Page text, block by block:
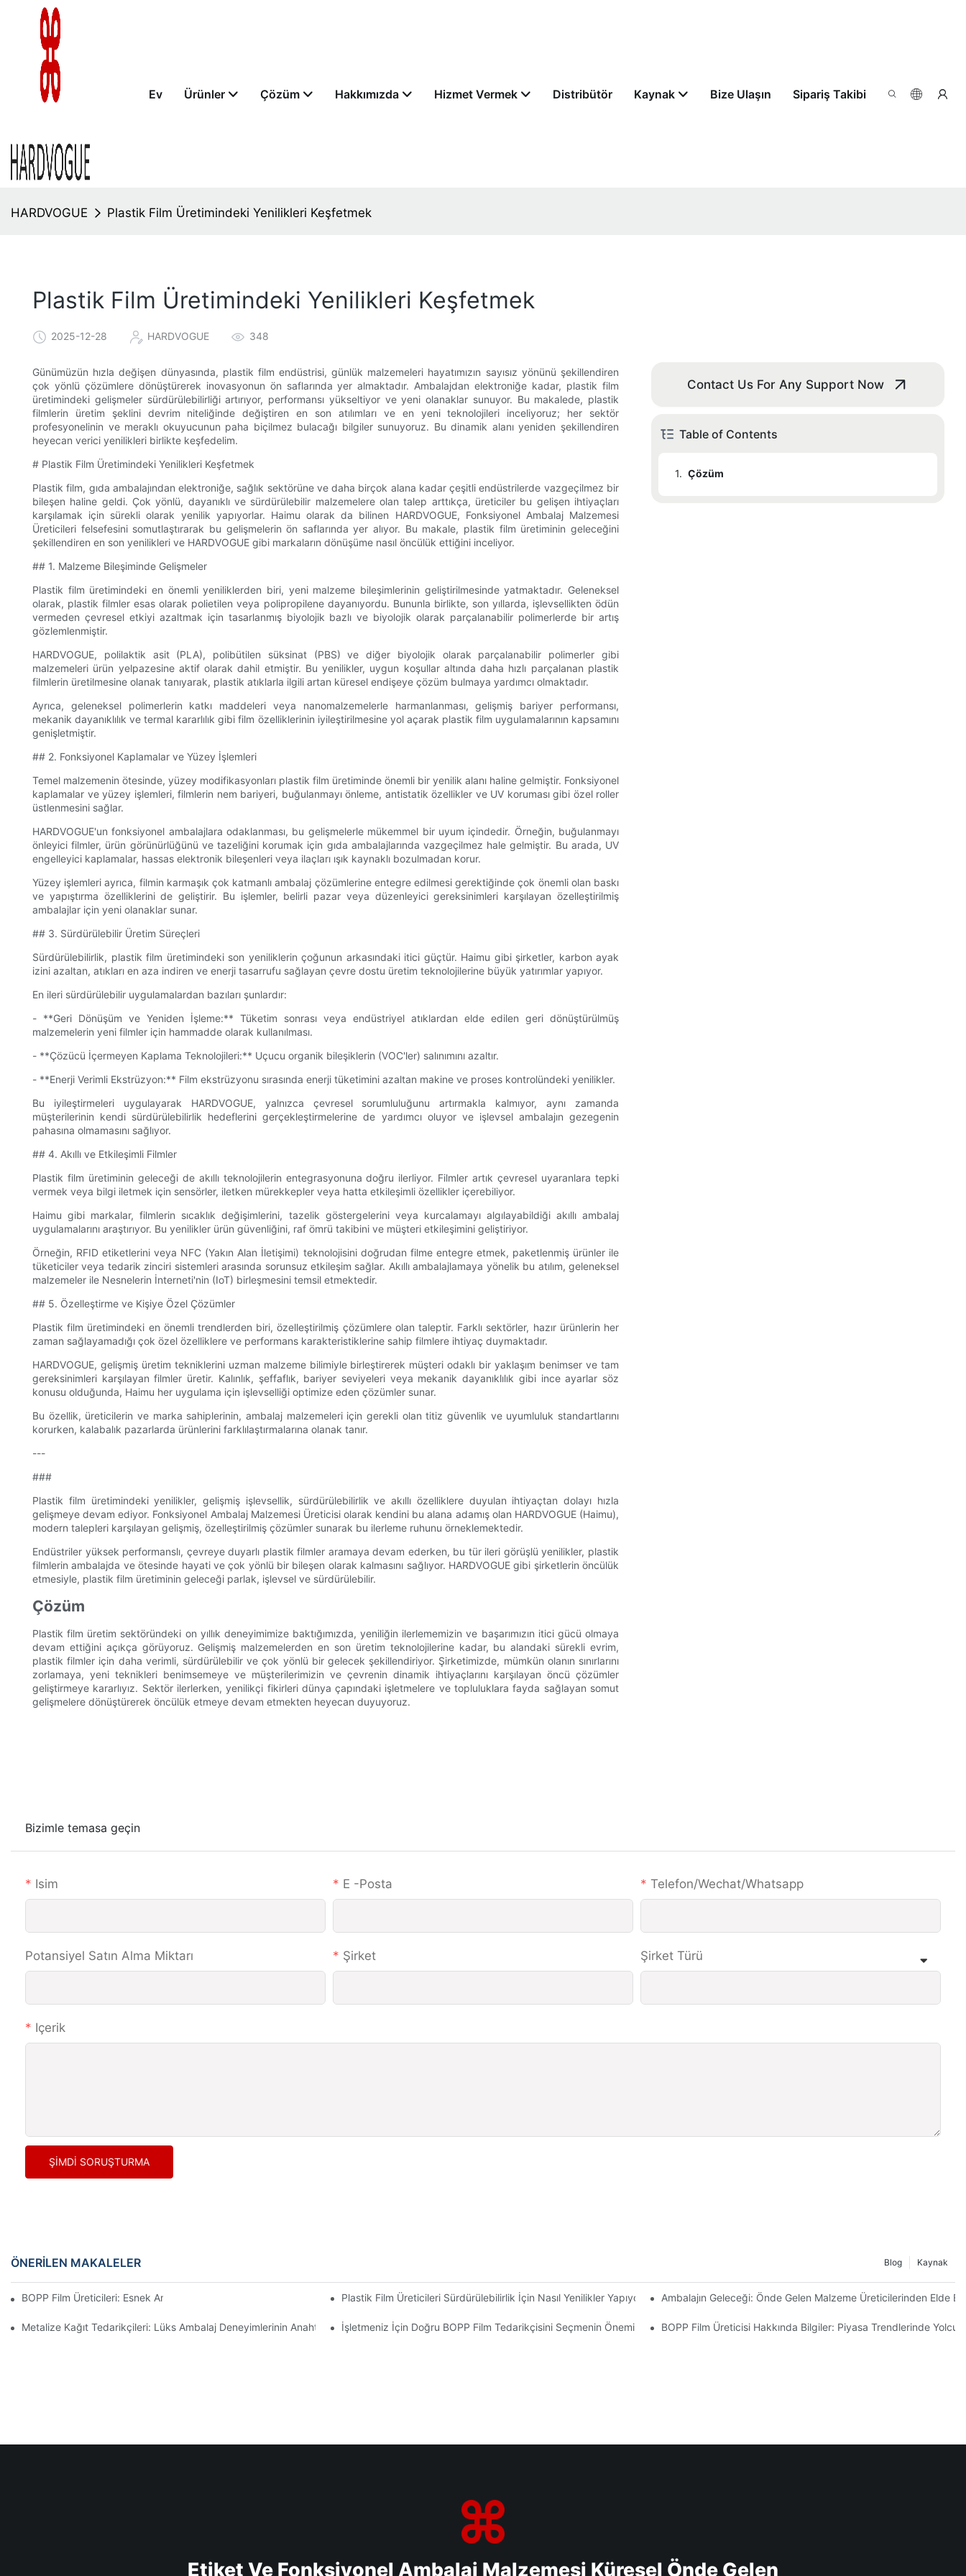
Ev Ürünler Çözüm Hakkımızda Hizmet Vermek Distribütör Kaynak Bize Ulaşın Sipariş Takibi
HARDVOGUE Plastik Film Üretimindeki Yenilikleri Keşfetmek
Plastik Film Üretimindeki Yenilikleri Keşfetmek
2025-12-28 HARDVOGUE 348
Günümüzün hızla değişen dünyasında, plastik film endüstrisi, günlük malzemeleri hayatımızın sayısız yönünü şekillendiren
çok yönlü çözümlere dönüştürerek inovasyonun ön saflarında yer almaktadır. Ambalajdan elektroniğe kadar, plastik film
üretimindeki gelişmeler sürdürülebilirliği artırıyor, performansı yükseltiyor ve yeni olanaklar sunuyor. Bu makalede, plastik
filmlerin üretim şeklini devrim niteliğinde değiştiren en son atılımları ve en yeni teknolojileri inceliyoruz; her sektör
profesyonelinin ve meraklı okuyucunun paha biçilmez bulacağı bilgiler sunuyoruz. Bu dinamik alanı yeniden şekillendiren
heyecan verici yenilikleri birlikte keşfedelim.
# Plastik Film Üretimindeki Yenilikleri Keşfetmek
Plastik film, gıda ambalajından elektroniğe, sağlık sektörüne ve daha birçok alana kadar çeşitli endüstrilerde vazgeçilmez bir
bileşen haline geldi. Çok yönlü, dayanıklı ve sürdürülebilir malzemelere olan talep arttıkça, üreticiler bu gelişen ihtiyaçları
karşılamak için sürekli olarak yenilik yapıyorlar. Haimu olarak da bilinen HARDVOGUE, Fonksiyonel Ambalaj Malzemesi
Üreticileri felsefesini somutlaştırarak bu gelişmelerin ön saflarında yer alıyor. Bu makale, plastik film üretiminin geleceğini
şekillendiren en son yenilikleri ve HARDVOGUE gibi markaların dönüşüme nasıl öncülük ettiğini inceliyor.
## 1. Malzeme Bileşiminde Gelişmeler
Plastik film üretimindeki en önemli yeniliklerden biri, yeni malzeme bileşimlerinin geliştirilmesinde yatmaktadır. Geleneksel
olarak, plastik filmler esas olarak polietilen veya polipropilene dayanıyordu. Bununla birlikte, son yıllarda, işlevsellikten ödün
vermeden çevresel etkiyi azaltmak için tasarlanmış biyolojik bazlı ve biyolojik olarak parçalanabilir polimerlerde bir artış
gözlemlenmiştir.
HARDVOGUE, polilaktik asit (PLA), polibütilen süksinat (PBS) ve diğer biyolojik olarak parçalanabilir polimerler gibi
malzemeleri ürün yelpazesine aktif olarak dahil etmiştir. Bu yenilikler, uygun koşullar altında daha hızlı parçalanan plastik
filmlerin üretilmesine olanak tanıyarak, plastik atıklarla ilgili artan küresel endişeye çözüm bulmaya yardımcı olmaktadır.
Ayrıca, geleneksel polimerlerin katkı maddeleri veya nanomalzemelerle harmanlanması, gelişmiş bariyer performansı,
mekanik dayanıklılık ve termal kararlılık gibi film özelliklerinin iyileştirilmesine yol açarak plastik film uygulamalarının kapsamını
genişletmiştir.
## 2. Fonksiyonel Kaplamalar ve Yüzey İşlemleri
Temel malzemenin ötesinde, yüzey modifikasyonları plastik film üretiminde önemli bir yenilik alanı haline gelmiştir. Fonksiyonel
kaplamalar ve yüzey işlemleri, filmlerin nem bariyeri, buğulanmayı önleme, antistatik özellikler ve UV koruması gibi özel roller
üstlenmesini sağlar.
HARDVOGUE'un fonksiyonel ambalajlara odaklanması, bu gelişmelerle mükemmel bir uyum içindedir. Örneğin, buğulanmayı
önleyici filmler, ürün görünürlüğünü ve tazeliğini korumak için gıda ambalajlarında vazgeçilmez hale gelmiştir. Bu arada, UV
engelleyici kaplamalar, hassas elektronik bileşenleri veya ilaçları ışık kaynaklı bozulmadan korur.
Yüzey işlemleri ayrıca, filmin karmaşık çok katmanlı ambalaj çözümlerine entegre edilmesi gerektiğinde çok önemli olan baskı
ve yapıştırma özelliklerini de geliştirir. Bu işlemler, belirli pazar veya düzenleyici gereksinimleri karşılayan özelleştirilmiş
ambalajlar için yeni olanaklar sunar.
## 3. Sürdürülebilir Üretim Süreçleri
Sürdürülebilirlik, plastik film üretimindeki son yeniliklerin çoğunun arkasındaki itici güçtür. Haimu gibi şirketler, karbon ayak
izini azaltan, atıkları en aza indiren ve enerji tasarrufu sağlayan çevre dostu üretim teknolojilerine büyük yatırımlar yapıyor.
En ileri sürdürülebilir uygulamalardan bazıları şunlardır:
- **Geri Dönüşüm ve Yeniden İşleme:** Tüketim sonrası veya endüstriyel atıklardan elde edilen geri dönüştürülmüş
malzemelerin yeni filmler için hammadde olarak kullanılması.
- **Çözücü İçermeyen Kaplama Teknolojileri:** Uçucu organik bileşiklerin (VOC'ler) salınımını azaltır.
- **Enerji Verimli Ekstrüzyon:** Film ekstrüzyonu sırasında enerji tüketimini azaltan makine ve proses kontrolündeki yenilikler.
Bu iyileştirmeleri uygulayarak HARDVOGUE, yalnızca çevresel sorumluluğunu artırmakla kalmıyor, aynı zamanda
müşterilerinin kendi sürdürülebilirlik hedeflerini gerçekleştirmelerine de yardımcı oluyor ve işlevsel ambalajın gezegenin
pahasına olmamasını sağlıyor.
## 4. Akıllı ve Etkileşimli Filmler
Plastik film üretiminin geleceği de akıllı teknolojilerin entegrasyonuna doğru ilerliyor. Filmler artık çevresel uyaranlara tepki
vermek veya bilgi iletmek için sensörler, iletken mürekkepler veya hatta etkileşimli özellikler içerebiliyor.
Haimu gibi markalar, filmlerin sıcaklık değişimlerini, tazelik göstergelerini veya kurcalamayı algılayabildiği akıllı ambalaj
uygulamalarını araştırıyor. Bu yenilikler ürün güvenliğini, raf ömrü takibini ve müşteri etkileşimini geliştiriyor.
Örneğin, RFID etiketlerini veya NFC (Yakın Alan İletişimi) teknolojisini doğrudan filme entegre etmek, paketlenmiş ürünler ile
tüketiciler veya tedarik zinciri sistemleri arasında sorunsuz etkileşim sağlar. Akıllı ambalajlamaya yönelik bu atılım, geleneksel
malzemeler ile Nesnelerin İnterneti'nin (IoT) birleşmesini temsil etmektedir.
## 5. Özelleştirme ve Kişiye Özel Çözümler
Plastik film üretimindeki en önemli trendlerden biri, özelleştirilmiş çözümlere olan taleptir. Farklı sektörler, hazır ürünlerin her
zaman sağlayamadığı çok özel özelliklere ve performans karakteristiklerine sahip filmlere ihtiyaç duymaktadır.
HARDVOGUE, gelişmiş üretim tekniklerini uzman malzeme bilimiyle birleştirerek müşteri odaklı bir yaklaşım benimser ve tam
gereksinimleri karşılayan filmler üretir. Kalınlık, şeffaflık, bariyer seviyeleri veya mekanik dayanıklılık gibi ince ayarlar söz
konusu olduğunda, Haimu her uygulama için işlevselliği optimize eden çözümler sunar.
Bu özellik, üreticilerin ve marka sahiplerinin, ambalaj malzemeleri için gerekli olan titiz güvenlik ve uyumluluk standartlarını
korurken, kalabalık pazarlarda ürünlerini farklılaştırmalarına olanak tanır.
---
###
Plastik film üretimindeki yenilikler, gelişmiş işlevsellik, sürdürülebilirlik ve akıllı özelliklere duyulan ihtiyaçtan dolayı hızla
gelişmeye devam ediyor. Fonksiyonel Ambalaj Malzemesi Üreticisi olarak kendini bu alana adamış olan HARDVOGUE (Haimu),
modern talepleri karşılayan gelişmiş, özelleştirilmiş çözümler sunarak bu ilerleme ruhunu örneklemektedir.
Endüstriler yüksek performanslı, çevreye duyarlı plastik filmler aramaya devam ederken, bu tür ileri görüşlü yenilikler, plastik
filmlerin ambalajda ve ötesinde hayati ve çok yönlü bir bileşen olarak kalmasını sağlıyor. HARDVOGUE gibi şirketlerin öncülük
etmesiyle, plastik film üretiminin geleceği parlak, işlevsel ve sürdürülebilir.
Çözüm
Plastik film üretim sektöründeki on yıllık deneyimimize baktığımızda, yeniliğin ilerlememizin ve başarımızın itici gücü olmaya
devam ettiğini açıkça görüyoruz. Gelişmiş malzemelerden en son üretim teknolojilerine kadar, bu alandaki sürekli evrim,
plastik filmler için daha verimli, sürdürülebilir ve çok yönlü bir gelecek şekillendiriyor. Şirketimizde, mümkün olanın sınırlarını
zorlamaya, yeni teknikleri benimsemeye ve müşterilerimizin ve çevrenin dinamik ihtiyaçlarını karşılayan öncü çözümler
geliştirmeye kararlıyız. Sektör ilerlerken, yenilikçi fikirleri dünya çapındaki işletmelere ve topluluklara fayda sağlayan somut
gelişmelere dönüştürerek öncülük etmeye devam etmekten heyecan duyuyoruz.
Contact Us For Any Support Now
Table of Contents
1. Çözüm
Bizimle temasa geçin
Isim E -posta Telefon/wechat/whatsapp
Potansiyel Satın Alma Miktarı Şirket Şirket Türü
Içerik
ŞIMDI SORUŞTURMA
ÖNERILEN MAKALELER Kaynak
Blog
BOPP Film Üreticileri: Esnek Ambalajın Omurgası Plastik Film Üreticileri Sürdürülebilirlik İçin Nasıl Yenilikler Yapıyor? Ambalajın Geleceği: Önde Gelen Malzeme Üreticilerinden Elde
Metalize Kağıt Tedarikçileri: Lüks Ambalaj Deneyimlerinin Anahtarı İşletmeniz İçin Doğru BOPP Film Tedarikçisini Seçmenin Önemi BOPP Film Üreticisi Hakkında Bilgiler: Piyasa Trendlerinde
Etiket Ve Fonksiyonel Ambalaj Malzemesi Küresel Önde Gelen